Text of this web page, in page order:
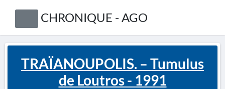
CHRONIQUE - AGO
TRAÏANOUPOLIS. – Tumulus
de Loutros - 1991